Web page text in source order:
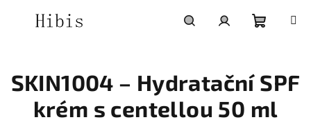
košík
SKIN1004 – Hydratační SPF
krém s centellou 50 ml